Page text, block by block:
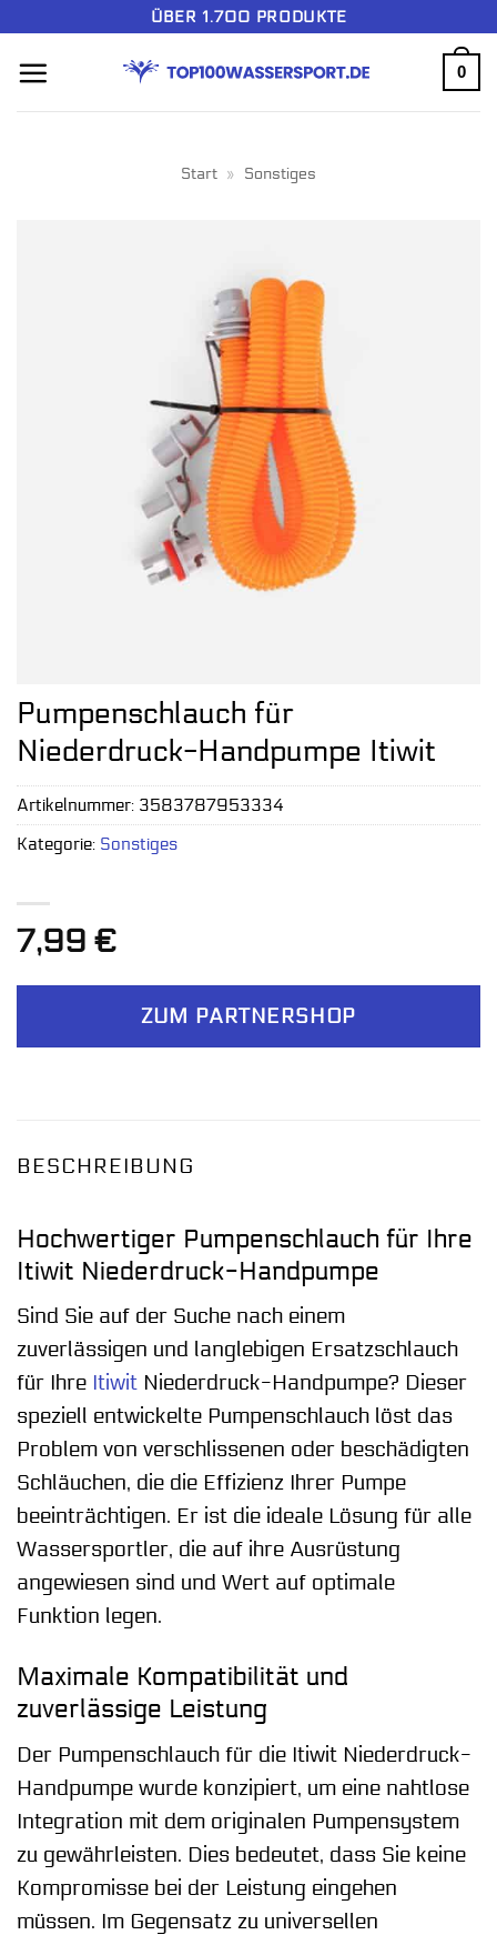
springen
ÜBER 1.700 PRODUKTE
0
Start » Sonstiges
Pumpenschlauch für
Niederdruck-Handpumpe Itiwit
7,99 €
ZUM PARTNERSHOP
Artikelnummer: 3583787953334
Kategorie: Sonstiges
BESCHREIBUNG
Hochwertiger Pumpenschlauch für Ihre
Itiwit Niederdruck-Handpumpe
Sind Sie auf der Suche nach einem
zuverlässigen und langlebigen Ersatzschlauch
für Ihre Itiwit Niederdruck-Handpumpe? Dieser
speziell entwickelte Pumpenschlauch löst das
Problem von verschlissenen oder beschädigten
Schläuchen, die die Effizienz Ihrer Pumpe
beeinträchtigen. Er ist die ideale Lösung für alle
Wassersportler, die auf ihre Ausrüstung
angewiesen sind und Wert auf optimale
Funktion legen.
Maximale Kompatibilität und
zuverlässige Leistung
Der Pumpenschlauch für die Itiwit Niederdruck-
Handpumpe wurde konzipiert, um eine nahtlose
Integration mit dem originalen Pumpensystem
zu gewährleisten. Dies bedeutet, dass Sie keine
Kompromisse bei der Leistung eingehen
müssen. Im Gegensatz zu universellen